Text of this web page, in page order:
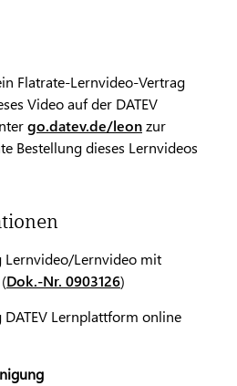
Flatrate-Lernvideo-Vertrag
Video auf der DATEV
go.datev.de/leonzur
Bestellung dieses Lernvideos
Lernvideo/Lernvideo mit
Dok.-Nr. 0903126)
Lernplattform online